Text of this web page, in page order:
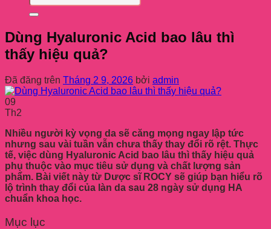
Dùng Hyaluronic Acid bao lâu thì
thấy hiệu quả?
Đã đăng trên Tháng 2 9, 2026 bởi admin
09
Th2
Nhiều người kỳ vọng da sẽ căng mọng ngay lập tức
nhưng sau vài tuần vẫn chưa thấy thay đổi rõ rệt. Thực
tế, việc dùng Hyaluronic Acid bao lâu thì thấy hiệu quả
phụ thuộc vào mục tiêu sử dụng và chất lượng sản
phẩm. Bài viết này từ Dược sĩ ROCY sẽ giúp bạn hiểu rõ
lộ trình thay đổi của làn da sau 28 ngày sử dụng HA
chuẩn khoa học.
Mục lục